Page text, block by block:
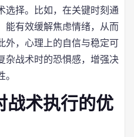
选择。比如，在关键时刻通
能有效缓解焦虑情绪，从而
外，心理上的自信与稳定可
杂战术时的恐惧感，增强决
战术执行的优